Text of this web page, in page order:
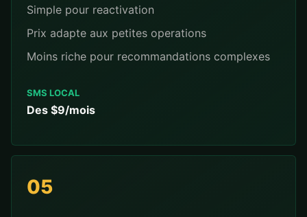
Simple pour reactivation
Prix adapte aux petites operations
Moins riche pour recommandations complexes
SMS LOCAL
Des $9/mois
05